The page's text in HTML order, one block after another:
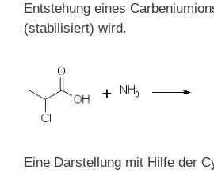
Entstehung eines
(stabilisiert) wird.
Eine Darstellung mit Hilfe der